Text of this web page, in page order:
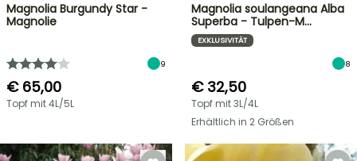
Magnolia Burgundy Star -
Magnolie
9
€ 65,00
Topf mit 4L/5L
Magnolia soulangeana Alba
Superba - Tulpen-M…
EXKLUSIVITÄT
8
€ 32,50
Topf mit 3L/4L
Erhältlich in 2 Größen